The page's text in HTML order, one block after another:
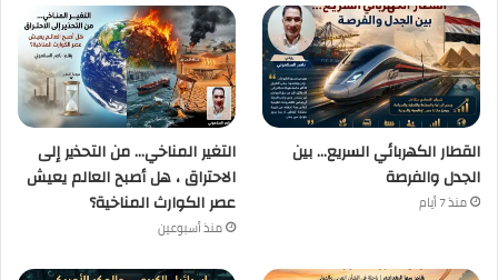
القطار الكهربائي السريع… بين
الجدل والفرصة
منذ 7 أيام
التغير المناخي… من التحذير إلى
الاحتراق ، هل أصبح العالم يعيش
عصر الكوارث المناخية؟
منذ أسبوعين